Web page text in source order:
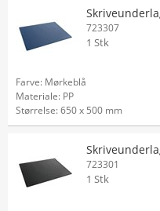
723307
1 Stk
Farve: Mørkeblå
Materiale: PP
Størrelse: 650 x 500 mm
723301
1 Stk